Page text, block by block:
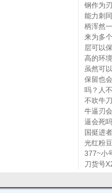
钢作为
能力刺
柄浑然
来为多
层可以
高的环
虽然可
保留也
吗？人
不吹牛
牛逼刃
逼会死
国挺进
光红粉
377~小
刀货号